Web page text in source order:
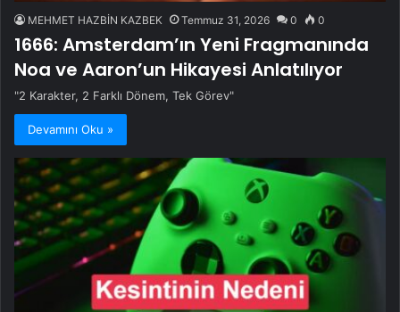
MEHMET HAZBİN KAZBEK Temmuz 31, 2026 0 0
1666: Amsterdam’ın Yeni Fragmanında
Noa ve Aaron’un Hikayesi Anlatılıyor
"2 Karakter, 2 Farklı Dönem, Tek Görev"
Devamını Oku »